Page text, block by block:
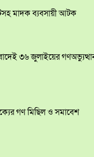
মাদক ব্যবসায়ী আটক
৩৬ জুলাইয়ের
গণ মিছিল ও সমাবেশ